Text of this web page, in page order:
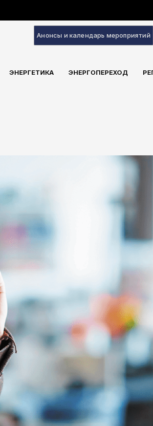
Анонсы и календарь мероприятий
ЭНЕРГЕТИКА ЭНЕРГОПЕРЕХОД